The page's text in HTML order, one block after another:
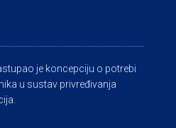
je koncepciju o potrebi
u sustav privređivanja